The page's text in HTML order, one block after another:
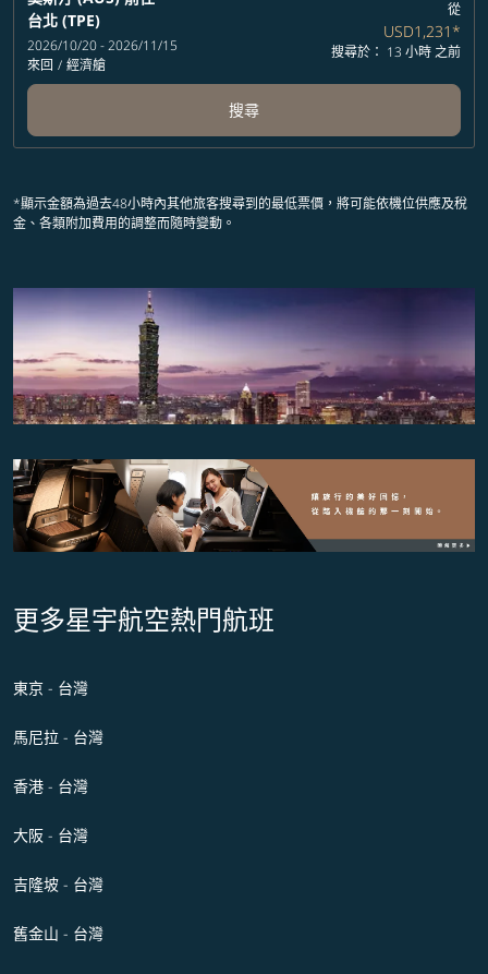
台北 (TPE)
2026/10/20 - 2026/11/15
來回 / 經濟艙
從
USD1,231*
搜尋於： 13 小時 之前
搜尋
*顯示金額為過去48小時內其他旅客搜尋到的最低票價，將可能依機位供應及稅
金、各類附加費用的調整而隨時變動。
更多星宇航空熱門航班
東京 - 台灣
馬尼拉 - 台灣
香港 - 台灣
大阪 - 台灣
吉隆坡 - 台灣
舊金山 - 台灣